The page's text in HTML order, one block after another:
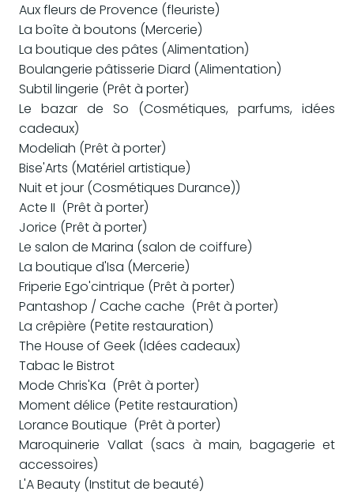
Aux fleurs de Provence (fleuriste)
La boîte à boutons (Mercerie)
La boutique des pâtes (Alimentation)
Boulangerie pâtisserie Diard (Alimentation)
Subtil lingerie (Prêt à porter)
Le bazar de So (Cosmétiques, parfums, idées
cadeaux)
Modeliah (Prêt à porter)
Bise'Arts (Matériel artistique)
Nuit et jour (Cosmétiques Durance))
Acte II (Prêt à porter)
Jorice (Prêt à porter)
Le salon de Marina (salon de coiffure)
La boutique d'Isa (Mercerie)
Friperie Ego'cintrique (Prêt à porter)
Pantashop / Cache cache (Prêt à porter)
La crêpière (Petite restauration)
The House of Geek (Idées cadeaux)
Tabac le Bistrot
Mode Chris'Ka (Prêt à porter)
Moment délice (Petite restauration)
Lorance Boutique (Prêt à porter)
Maroquinerie Vallat (sacs à main, bagagerie et
accessoires)
L'A Beauty (Institut de beauté)